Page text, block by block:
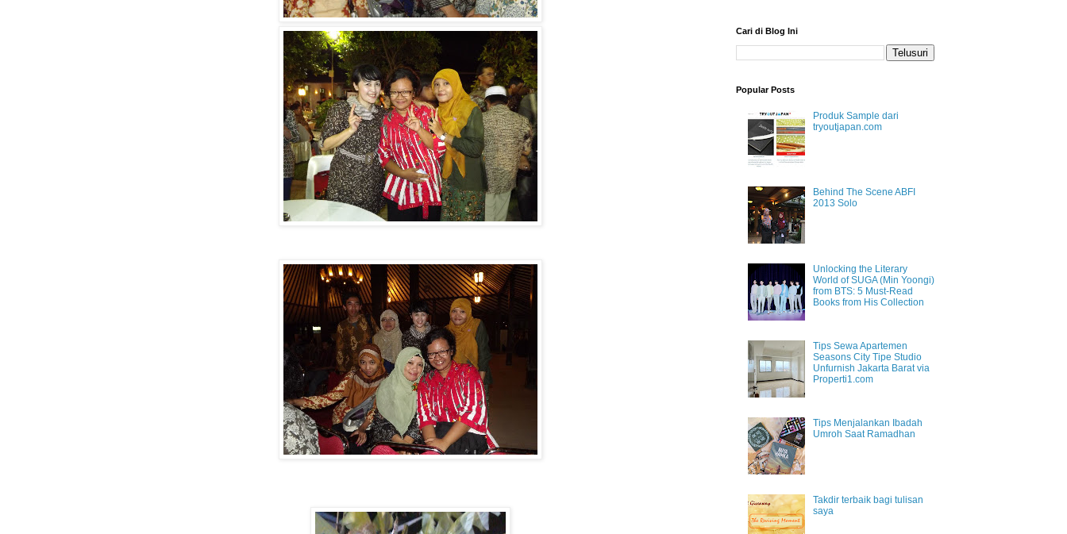
Cari di Blog Ini
Popular Posts
Produk Sample dari
tryoutjapan.com
Behind The Scene ABFI
2013 Solo
Unlocking the Literary
World of SUGA (Min Yoongi)
from BTS: 5 Must-Read
Books from His Collection
Tips Sewa Apartemen
Seasons City Tipe Studio
Unfurnish Jakarta Barat via
Properti1.com
Tips Menjalankan Ibadah
Umroh Saat Ramadhan
Takdir terbaik bagi tulisan
saya